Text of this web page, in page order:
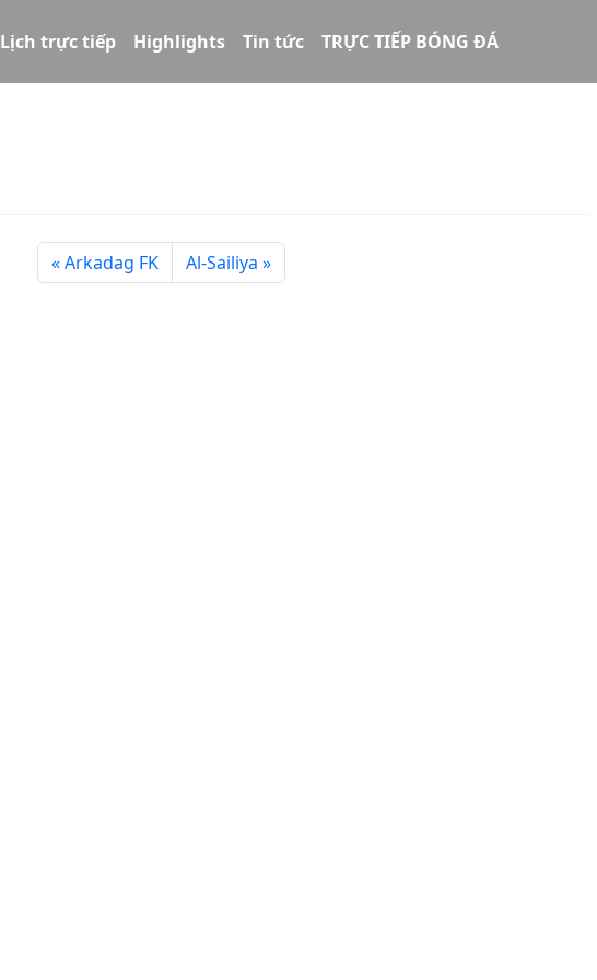
Lịch trực tiếp Highlights Tin tức TRỰC TIẾP BÓNG ĐÁ
Arkadag FK Al-Sailiya